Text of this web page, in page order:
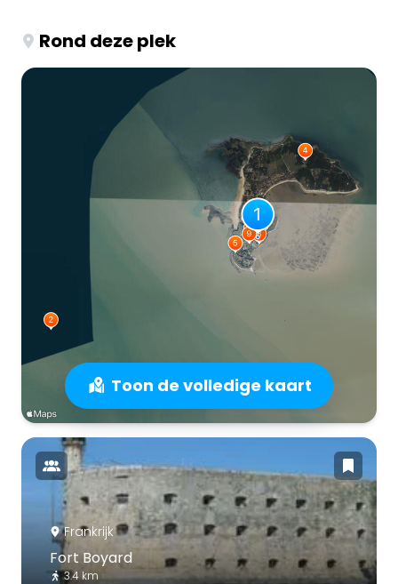
Rond deze plek
Toon de volledige kaart
Frankrijk
Fort Boyard
3.4 km